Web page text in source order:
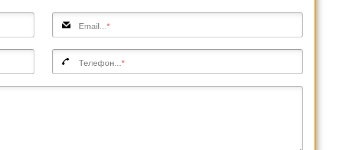
Email...
Телефон...